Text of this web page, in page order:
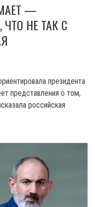
—
НЕ ТАК С
президента
представления о том,
российская